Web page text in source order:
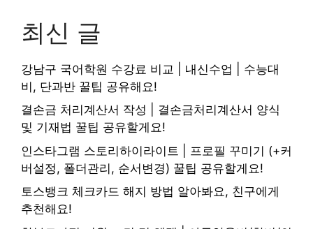
최신 글
강남구 국어학원 수강료 비교 | 내신수업 | 수능대
비, 단과반 꿀팁 공유해요!
결손금 처리계산서 작성 | 결손금처리계산서 양식
및 기재법 꿀팁 공유할게요!
인스타그램 스토리하이라이트 | 프로필 꾸미기 (+커
버설정, 폴더관리, 순서변경) 꿀팁 공유할게요!
토스뱅크 체크카드 해지 방법 알아봐요, 친구에게
추천해요!